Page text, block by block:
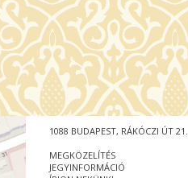
1088 BUDAPEST, RÁKÓCZI ÚT 21.
MEGKÖZELÍTÉS
JEGYINFORMÁCIÓ